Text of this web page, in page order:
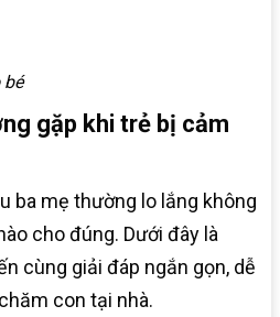
bé
gặp khi trẻ bị cảm
ba mẹ thường lo lắng không
cho đúng. Dưới đây là
cùng giải đáp ngắn gọn, dễ
con tại nhà.